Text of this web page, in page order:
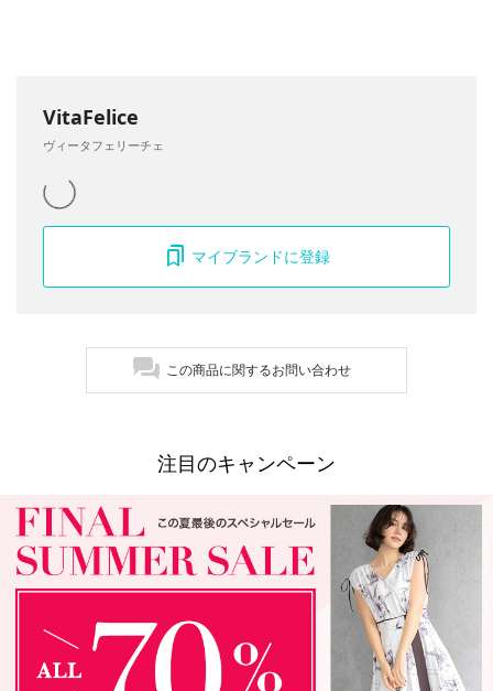
VitaFelice
ヴィータフェリーチェ
マイブランドに登録
この商品に関するお問い合わせ
注目のキャンペーン